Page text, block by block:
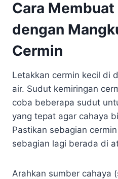
Cara Membuat
dengan
Cermin
Letakkan cermin kecil di
air. Sudut kemiringan
coba beberapa sudut
yang tepat agar cahaya
Pastikan sebagian
sebagian lagi berada di
Arahkan sumber cahaya